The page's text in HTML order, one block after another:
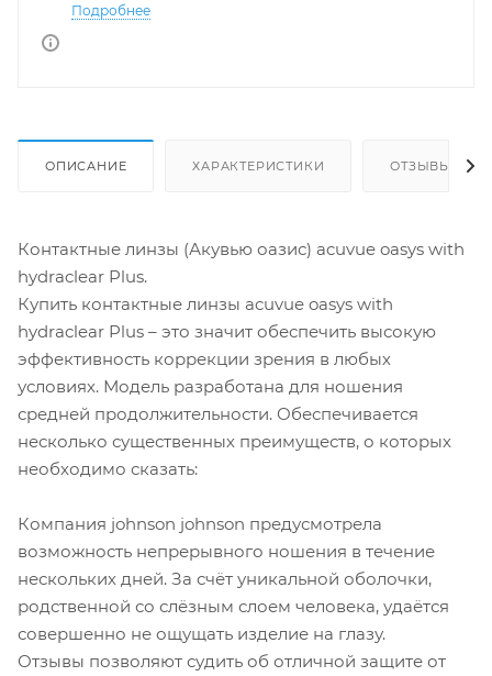
Подробнее
ОПИСАНИЕ ХАРАКТЕРИСТИКИ ОТЗЫВЫ(3)
Контактные линзы (Акувью оазис) acuvue oasys with
hydraclear Plus.
Купить контактные линзы acuvue oasys with
hydraclear Plus – это значит обеспечить высокую
эффективность коррекции зрения в любых
условиях. Модель разработана для ношения
средней продолжительности. Обеспечивается
несколько существенных преимуществ, о которых
необходимо сказать:
Компания johnson johnson предусмотрела
возможность непрерывного ношения в течение
нескольких дней. За счёт уникальной оболочки,
родственной со слёзным слоем человека, удаётся
совершенно не ощущать изделие на глазу.
Отзывы позволяют судить об отличной защите от